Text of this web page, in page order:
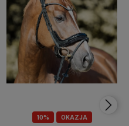
10% OKAZJA